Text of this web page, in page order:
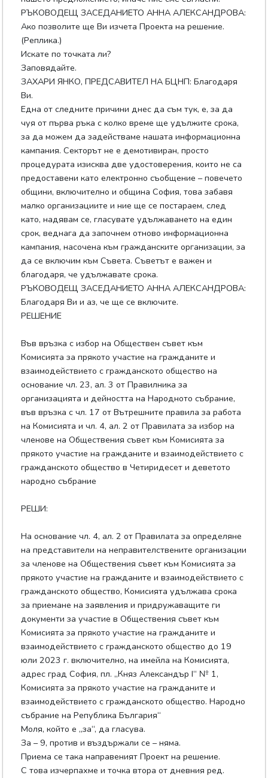
РЪКОВОДЕЩ ЗАСЕДАНИЕТО АННА АЛЕКСАНДРОВА:
Ако позволите ще Ви изчета Проекта на решение.
(Реплика.)
Искате по точката ли?
Заповядайте.
ЗАХАРИ ЯНКО, ПРЕДСАВИТЕЛ НА БЦНП: Благодаря
Ви.
Една от следните причини днес да съм тук, е, за да
чуя от първа ръка с колко време ще удължите срока,
за да можем да задействаме нашата информационна
кампания. Секторът не е демотивиран, просто
процедурата изисква две удостоверения, които не са
предоставени като електронно съобщение – повечето
общини, включително и община София, това забавя
малко организациите и ние ще се постараем, след
като, надявам се, гласувате удължаването на един
срок, веднага да започнем отново информационна
кампания, насочена към гражданските организации, за
да се включим към Съвета. Съветът е важен и
благодаря, че удължавате срока.
РЪКОВОДЕЩ ЗАСЕДАНИЕТО АННА АЛЕКСАНДРОВА:
Благодаря Ви и аз, че ще се включите.
РЕШЕНИЕ
Във връзка с избор на Обществен съвет към
Комисията за прякото участие на гражданите и
взаимодействието с гражданското общество на
основание чл. 23, ал. 3 от Правилника за
организацията и дейността на Народното събрание,
във връзка с чл. 17 от Вътрешните правила за работа
на Комисията и чл. 4, ал. 2 от Правилата за избор на
членове на Обществения съвет към Комисията за
прякото участие на гражданите и взаимодействието с
гражданското общество в Четиридесет и деветото
народно събрание
РЕШИ:
На основание чл. 4, ал. 2 от Правилата за определяне
на представители на неправителствените организации
за членове на Обществения съвет към Комисията за
прякото участие на гражданите и взаимодействието с
гражданското общество, Комисията удължава срока
за приемане на заявления и придружаващите ги
документи за участие в Обществения съвет към
Комисията за прякото участие на гражданите и
взаимодействието с гражданското общество до 19
юли 2023 г. включително, на имейла на Комисията,
адрес град София, пл. „Княз Александър I“ № 1,
Комисията за прякото участие на гражданите и
взаимодействието с гражданското общество. Народно
събрание на Република България“
Моля, който е „за“, да гласува.
За – 9, против и въздържали се – няма.
Приема се така направеният Проект на решение.
С това изчерпахме и точка втора от дневния ред.